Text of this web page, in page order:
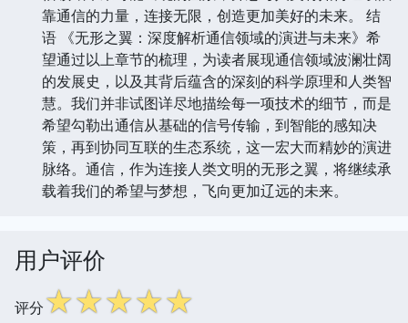
靠通信的力量，连接无限，创造更加美好的未来。 结
语 《无形之翼：深度解析通信领域的演进与未来》希
望通过以上章节的梳理，为读者展现通信领域波澜壮阔
的发展史，以及其背后蕴含的深刻的科学原理和人类智
慧。我们并非试图详尽地描绘每一项技术的细节，而是
希望勾勒出通信从基础的信号传输，到智能的感知决
策，再到协同互联的生态系统，这一宏大而精妙的演进
脉络。通信，作为连接人类文明的无形之翼，将继续承
载着我们的希望与梦想，飞向更加辽远的未来。
用户评价
评分☆☆☆☆☆